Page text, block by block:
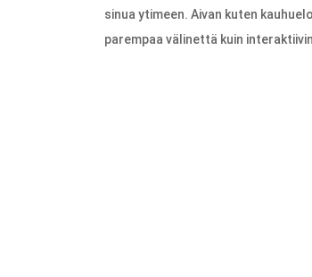
sinua ytimeen. Aivan kuten
parempaa välinettä kuin